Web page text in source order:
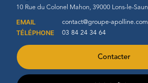
10 Rue du Colonel Mahon, 39000 Lons-le-
EMAIL contact@groupe-apolline.com
TÉLÉPHONE 03 84 24 34 64
Contacter